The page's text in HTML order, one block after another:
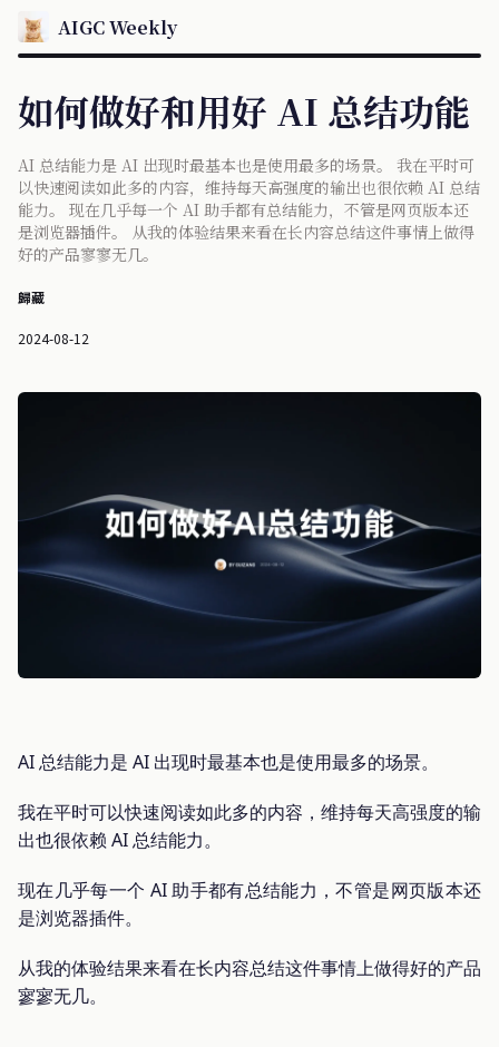
AIGC Weekly
如何做好和用好 AI 总结功能
AI 总结能力是 AI 出现时最基本也是使用最多的场景。 我在平时可
以快速阅读如此多的内容，维持每天高强度的输出也很依赖 AI 总结
能力。 现在几乎每一个 AI 助手都有总结能力，不管是网页版本还
是浏览器插件。 从我的体验结果来看在长内容总结这件事情上做得
好的产品寥寥无几。
歸藏
2024-08-12
AI 总结能力是 AI 出现时最基本也是使用最多的场景。
我在平时可以快速阅读如此多的内容，维持每天高强度的输
出也很依赖 AI 总结能力。
现在几乎每一个 AI 助手都有总结能力，不管是网页版本还
是浏览器插件。
从我的体验结果来看在长内容总结这件事情上做得好的产品
寥寥无几。